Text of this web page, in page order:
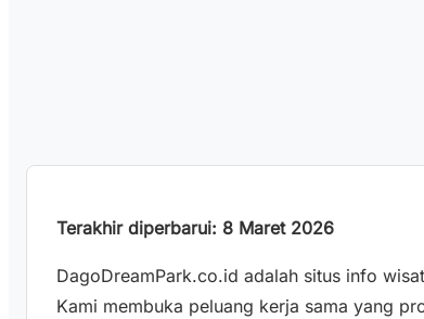
Terakhir diperbarui: 8 Maret 2026
DagoDreamPark.co.id adalah situs info
Kami membuka peluang kerja sama yang